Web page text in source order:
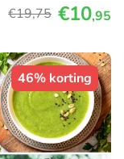
€19,75 €10,95
46% korting